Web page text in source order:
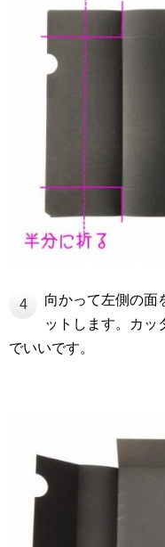
4
向かって左側の面
ットします。カッ
でいいです。